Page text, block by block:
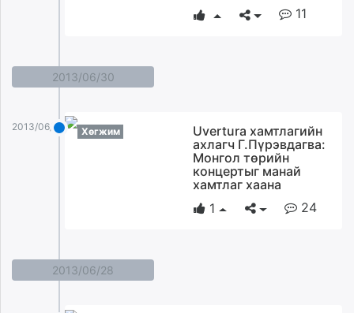
11
2013/06/30
2013/06/30 Хөгжим
Uvertura хамтлагийн
ахлагч Г.Пүрэвдагва:
Монгол төрийн
концертыг манай
хамтлаг хаана
1
24
2013/06/28